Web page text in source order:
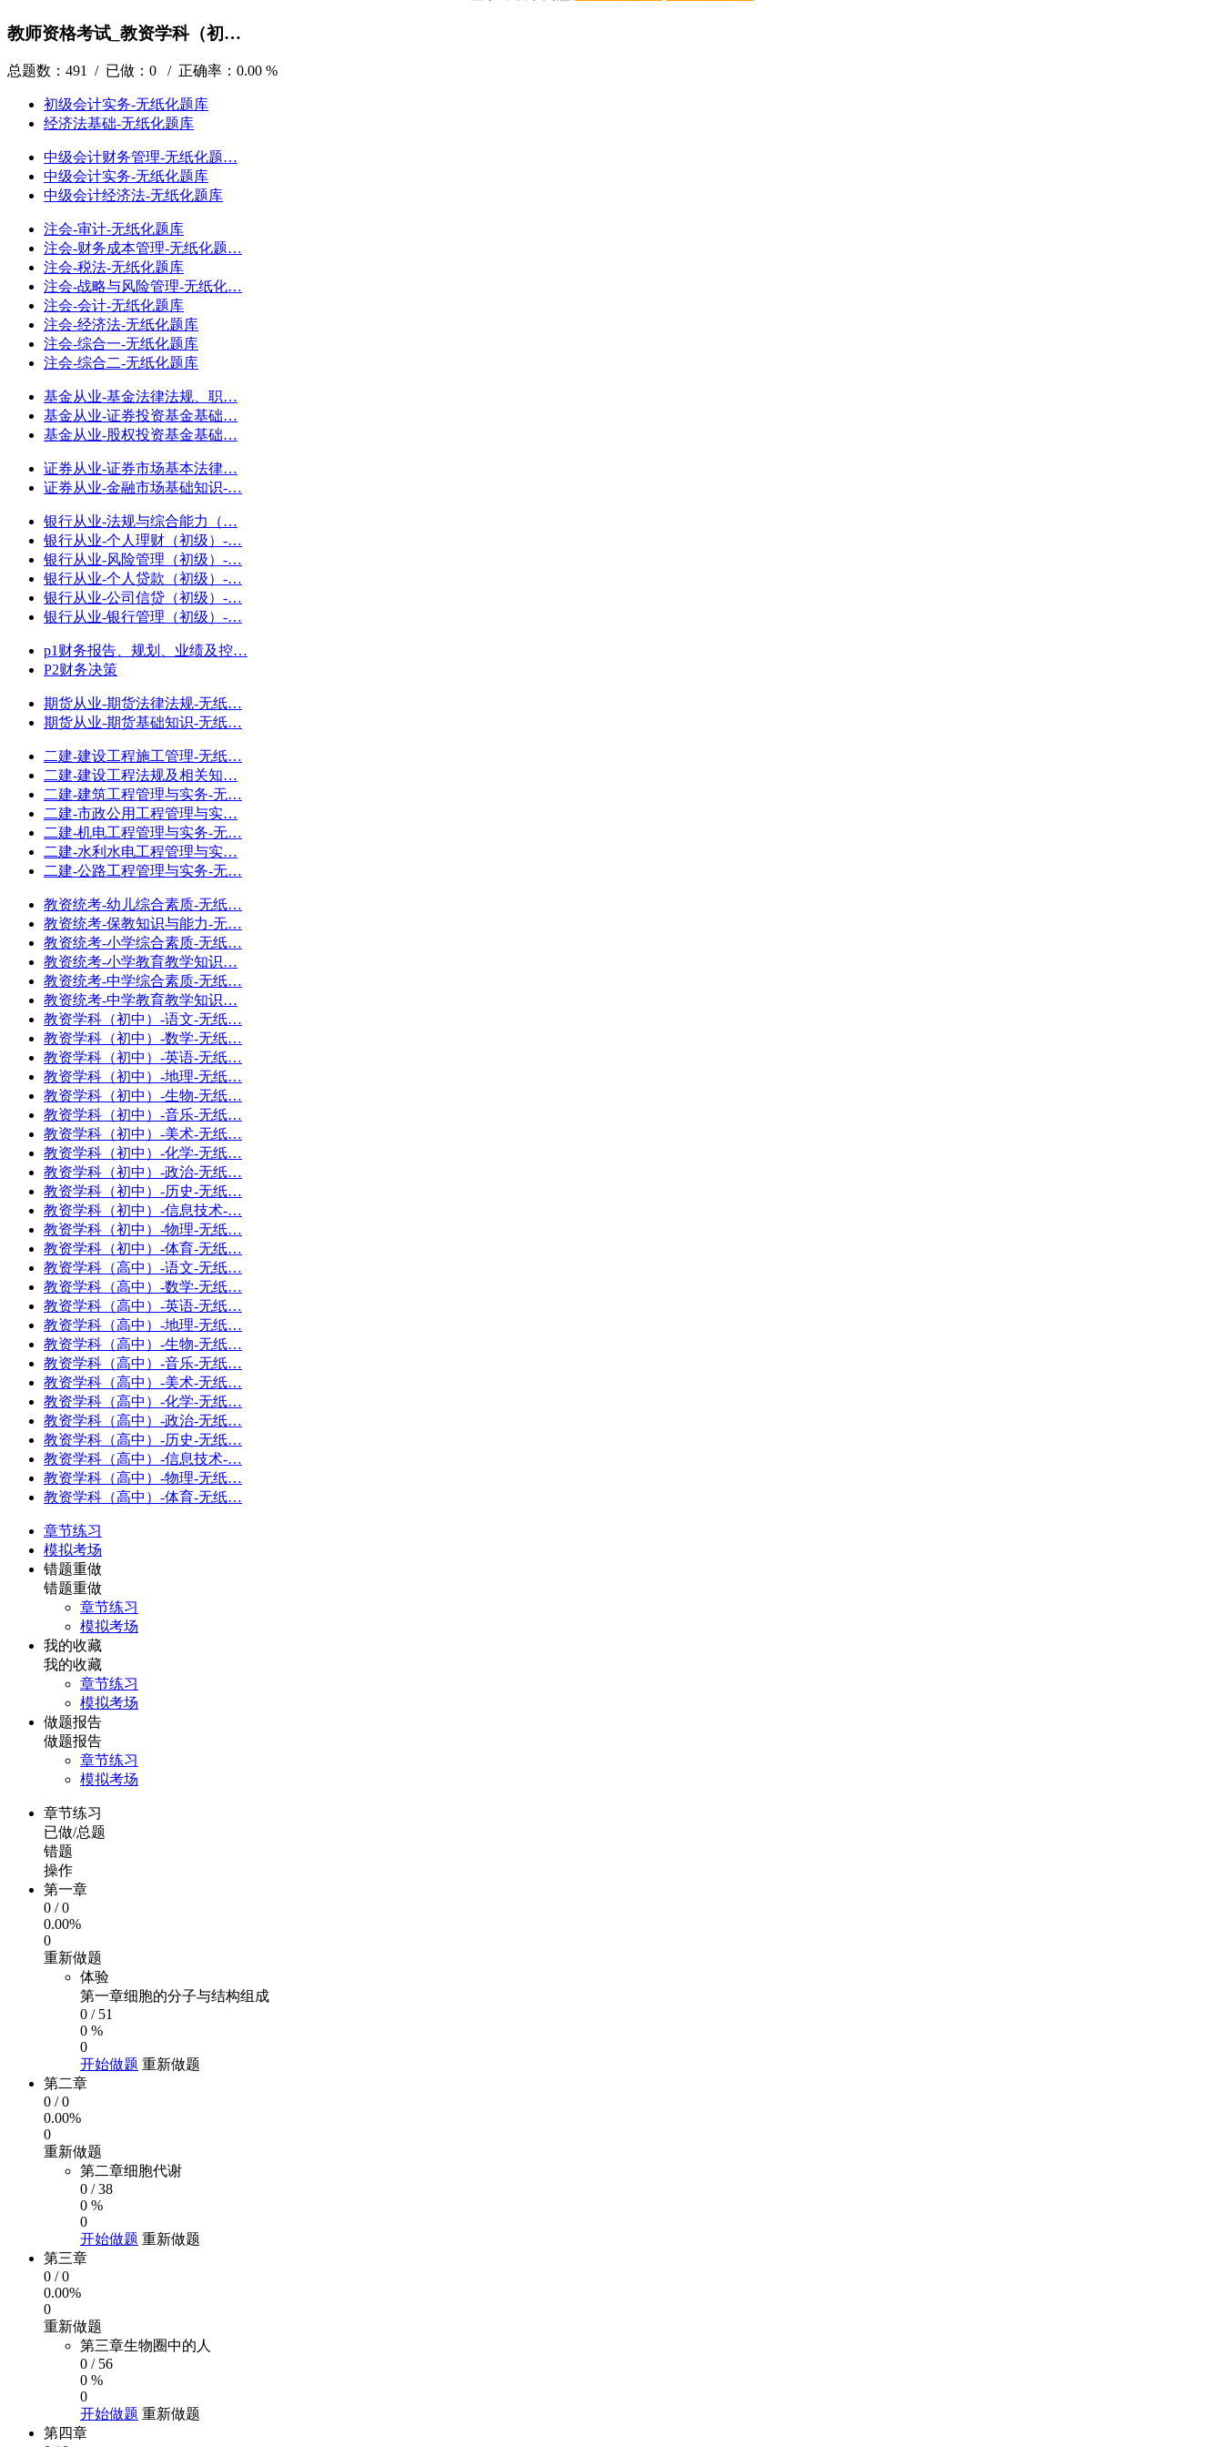
教师资格考试_教资学科（初…
总题数：491 / 已做：0 / 正确率：0.00 %
初级会计实务-无纸化题库
经济法基础-无纸化题库
中级会计财务管理-无纸化题…
中级会计实务-无纸化题库
中级会计经济法-无纸化题库
注会-审计-无纸化题库
注会-财务成本管理-无纸化题…
注会-税法-无纸化题库
注会-战略与风险管理-无纸化…
注会-会计-无纸化题库
注会-经济法-无纸化题库
注会-综合一-无纸化题库
注会-综合二-无纸化题库
基金从业-基金法律法规、职…
基金从业-证券投资基金基础…
基金从业-股权投资基金基础…
证券从业-证券市场基本法律…
证券从业-金融市场基础知识-…
银行从业-法规与综合能力（…
银行从业-个人理财（初级）-…
银行从业-风险管理（初级）-…
银行从业-个人贷款（初级）-…
银行从业-公司信贷（初级）-…
银行从业-银行管理（初级）-…
p1财务报告、规划、业绩及控…
P2财务决策
期货从业-期货法律法规-无纸…
期货从业-期货基础知识-无纸…
二建-建设工程施工管理-无纸…
二建-建设工程法规及相关知…
二建-建筑工程管理与实务-无…
二建-市政公用工程管理与实…
二建-机电工程管理与实务-无…
二建-水利水电工程管理与实…
二建-公路工程管理与实务-无…
教资统考-幼儿综合素质-无纸…
教资统考-保教知识与能力-无…
教资统考-小学综合素质-无纸…
教资统考-小学教育教学知识…
教资统考-中学综合素质-无纸…
教资统考-中学教育教学知识…
教资学科（初中）-语文-无纸…
教资学科（初中）-数学-无纸…
教资学科（初中）-英语-无纸…
教资学科（初中）-地理-无纸…
教资学科（初中）-生物-无纸…
教资学科（初中）-音乐-无纸…
教资学科（初中）-美术-无纸…
教资学科（初中）-化学-无纸…
教资学科（初中）-政治-无纸…
教资学科（初中）-历史-无纸…
教资学科（初中）-信息技术-…
教资学科（初中）-物理-无纸…
教资学科（初中）-体育-无纸…
教资学科（高中）-语文-无纸…
教资学科（高中）-数学-无纸…
教资学科（高中）-英语-无纸…
教资学科（高中）-地理-无纸…
教资学科（高中）-生物-无纸…
教资学科（高中）-音乐-无纸…
教资学科（高中）-美术-无纸…
教资学科（高中）-化学-无纸…
教资学科（高中）-政治-无纸…
教资学科（高中）-历史-无纸…
教资学科（高中）-信息技术-…
教资学科（高中）-物理-无纸…
教资学科（高中）-体育-无纸…
章节练习
模拟考场
错题重做
错题重做
章节练习
模拟考场
我的收藏
我的收藏
章节练习
模拟考场
做题报告
做题报告
章节练习
模拟考场
章节练习
已做/总题
错题
操作
第一章
0 /0
0.00%
0
重新做题
体验
第一章细胞的分子与结构组成
0 / 51
0 %
0
开始做题 重新做题
第二章
0 /0
0.00%
0
重新做题
第二章细胞代谢
0 /38
0 %
0
开始做题 重新做题
第三章
0 /0
0.00%
0
重新做题
第三章生物圈中的人
0 / 56
0 %
0
开始做题 重新做题
第四章